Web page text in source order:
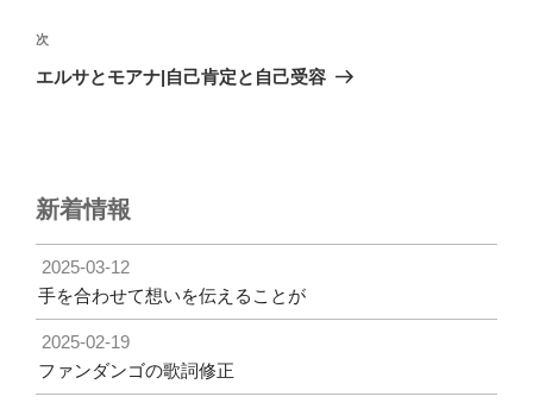
ビ
ゲ
ン
稿
次
の
次
エルサとモアナ|自己肯定と自己受容
新着情報
2025-03-12
手を合わせて想いを伝えることが
2025-02-19
ファンダンゴの歌詞修正